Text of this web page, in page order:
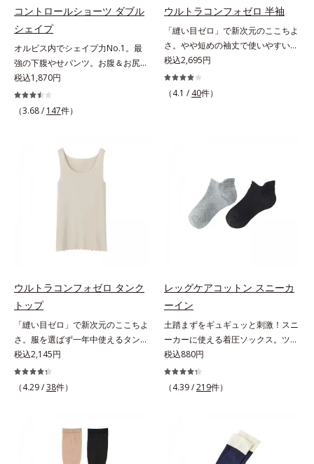
コントロールショーツ ダブル
シェイプ
オルビス内でシェイプ力No.1。最
強の下腹やせパンツ。お腹＆お尻ダ
ブルシェイプオルビスショーツ内
で、シェイプ力No.1のアイテムで
す。ぽっこりお腹や、あふれるお肉
でおさえて、ぽっこりを強力にシェ
イプ。お尻は3段階かつ二重のパワ
ーネットで強力にヒップアップしま
量でしっかりお肉を受け止めて、腰
ェイプを叶えます。高級綿で、肌あ
たり快適身生地にはなめらかな風合
いの良質な綿糸をたっぷり使用し、
肌あたりバツグンです。また、脚の
付け根に接ぎを入れた立体型脚口
で、動く体にしっかりフィットしま
す。
税込1,870円
（3.68 / 147件）
ウルトラコンフォゼロ 半袖
「縫い目ゼロ」で新次元のここちよ
さ。やや短めの袖丈で使いやすい半
袖。多彩なアウターに対応する、短
め袖丈の半袖この感覚、ほかにな
い。究極のストレスフリー感！綿た
税込2,695円
（4.1 / 40件）
ウルトラコンフォゼロ タンク
トップ
「縫い目ゼロ」で新次元のここちよ
さ。服を選ばず一年中使えるタンク
トップ。アウターを選ばず、一年中
使えて便利なタンクトップこの感
覚、ほかにない。究極のストレスフ
ンクトップは、肩にくいこむストレ
スなし！アウターを選ばず、1枚持
っておくと一年中使えて便利です。
税込2,145円
（4.29 /38件）
レッグケアコットン スニーカ
ーイン
土踏まずをギュギュッと刺激！スニ
ーカーに使える着圧ソックス。ツボ
押し効果でここちいい！スニーカー
に最適な、くるぶし丈の着圧ソック
スです。土踏まず部分がリブ編み
たらし、足どりも軽やか！ひざ下ソ
ックスやニーハイソックスが苦手な
方にもおすすめです。靴ひもをゆる
税込880円
（4.39 /219件）